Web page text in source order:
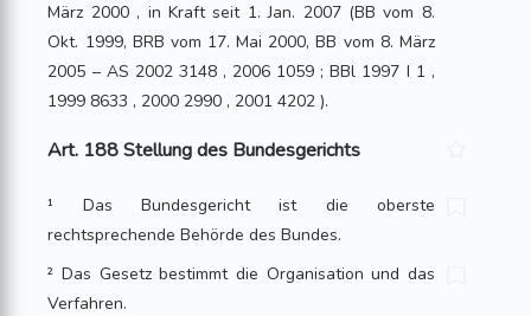
März 2000 , in Kraft seit 1. Jan. 2007 (BB vom 8.
Okt. 1999, BRB vom 17. Mai 2000, BB vom 8. März
2005 – AS 2002 3148 , 2006 1059 ; BBl 1997 I 1 ,
1999 8633 , 2000 2990 , 2001 4202 ).
Art. 188 Stellung des Bundesgerichts
¹ Das Bundesgericht ist die oberste
rechtsprechende Behörde des Bundes.
² Das Gesetz bestimmt die Organisation und das
Verfahren.